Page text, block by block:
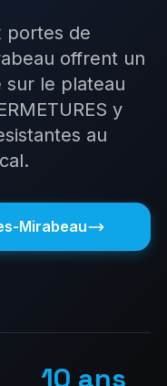
gratuit
portes de
offrent un
sur le plateau
y
au
Mirabeau
10 ans